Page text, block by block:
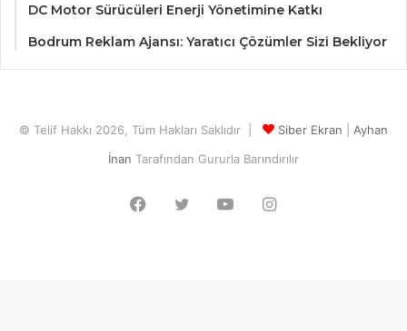
DC Motor Sürücüleri Enerji Yönetimine Katkı
Bodrum Reklam Ajansı: Yaratıcı Çözümler Sizi Bekliyor
© Telif Hakkı 2026, Tüm Hakları Saklıdır | Siber Ekran
Ayhan
İnan Tarafından Gururla Barındırılır
Facebook
Twitter YouTubeInstagram